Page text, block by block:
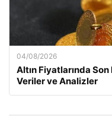
04/08/2026
Altın Fiyatlarında
Veriler ve Analizler